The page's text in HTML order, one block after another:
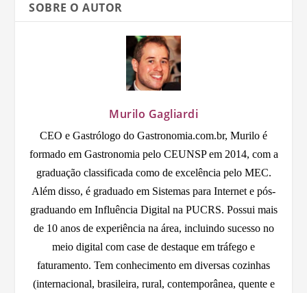
SOBRE O AUTOR
Murilo Gagliardi
CEO e Gastrólogo do Gastronomia.com.br, Murilo é
formado em Gastronomia pelo CEUNSP em 2014, com a
graduação classificada como de excelência pelo MEC.
Além disso, é graduado em Sistemas para Internet e pós-
graduando em Influência Digital na PUCRS. Possui mais
de 10 anos de experiência na área, incluindo sucesso no
meio digital com case de destaque em tráfego e
faturamento. Tem conhecimento em diversas cozinhas
(internacional, brasileira, rural, contemporânea, quente e